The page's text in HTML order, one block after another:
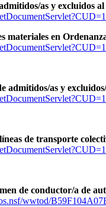
as y excluidos
materiales en
admitidos/as y
de transporte
de conductor/a de
wwtod/